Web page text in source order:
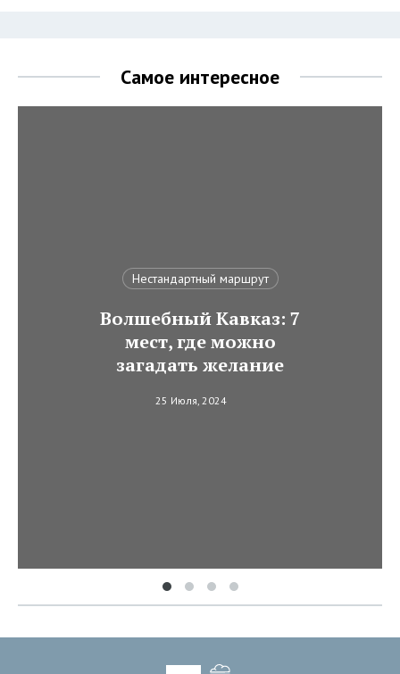
Самое интересное
Нестандартный маршрут
Волшебный Кавказ: 7
мест, где можно
загадать желание
25 Июля, 2024